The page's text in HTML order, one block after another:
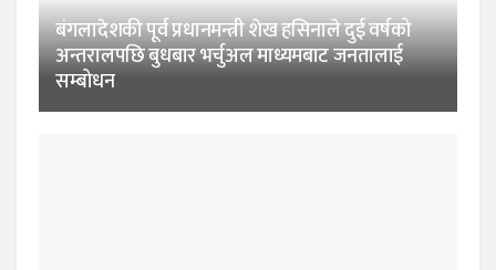
बंगलादेशकी पूर्व प्रधानमन्त्री शेख हसिनाले दुई वर्षको
अन्तरालपछि बुधबार भर्चुअल माध्यमबाट जनतालाई
सम्बोधन